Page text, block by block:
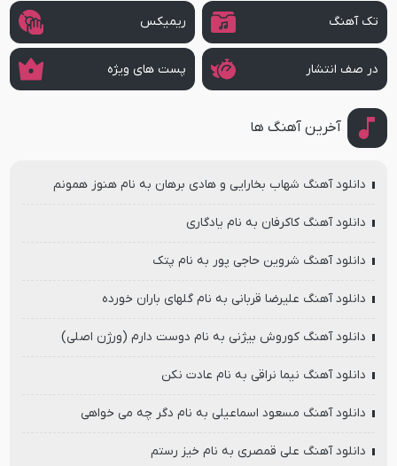
تک آهنگ ریمیکس
در صف انتشار پست های ویژه
آخرین آهنگ ها
دانلود آهنگ شهاب بخارایی و هادی برهان به نام هنوز همونم
دانلود آهنگ کاکرفان به نام یادگاری
دانلود آهنگ شروین حاجی پور به نام پتک
دانلود آهنگ علیرضا قربانی به نام گلهای باران خورده
دانلود آهنگ کوروش بیژنی به نام دوست دارم (ورژن اصلی)
دانلود آهنگ نیما نراقی به نام عادت نکن
دانلود آهنگ مسعود اسماعیلی به نام دگر چه می خواهی
دانلود آهنگ علی قمصری به نام خیز رستم